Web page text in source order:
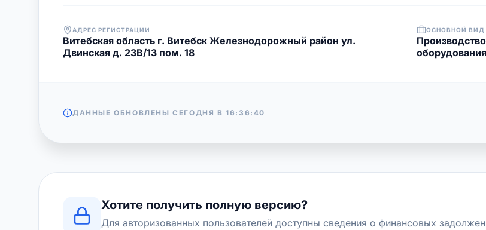
АДРЕС РЕГИСТРАЦИИ
Витебская область г. Витебск Железнодорожный район ул.
Двинская д. 23В/13 пом. 18
ОСНОВНОЙ ВИД
оборудования
ДАННЫЕ ОБНОВЛЕНЫ СЕГОДНЯ В16:36:40
Хотите получить полную версию?
Для авторизованных пользователей доступны сведения о финансовых